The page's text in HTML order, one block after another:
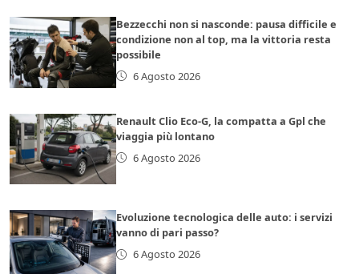
Bezzecchi non si nasconde: pausa difficile e
condizione non al top, ma la vittoria resta
possibile
6 Agosto 2026
Renault Clio Eco-G, la compatta a Gpl che
viaggia più lontano
6 Agosto 2026
Evoluzione tecnologica delle auto: i servizi
vanno di pari passo?
6 Agosto 2026